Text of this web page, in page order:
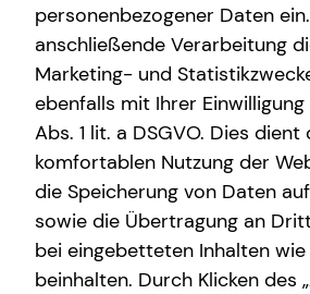
luca.beuth@tecis.de
Dieselstraße 14
50996 Köln
+49 (157) 89047841
personenbezogener Daten
anschließende Verarbeitung
Marketing- und
ebenfalls mit Ihrer
Abs. 1 lit. a DSGVO. Dies dient
komfortablen Nutzung der
die Speicherung von Daten
sowie die Übertragung an
bei eingebetteten Inhalten wie
beinhalten. Durch Klicken des